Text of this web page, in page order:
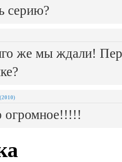
серию?
же мы ждали!
огромное!!!!!